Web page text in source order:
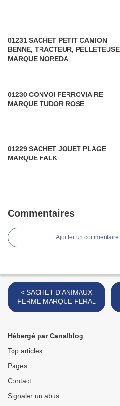
01231 SACHET PETIT CAMION
BENNE, TRACTEUR, PELLETEUSE
MARQUE NOREDA
01230 CONVOI FERROVIAIRE
MARQUE TUDOR ROSE
01229 SACHET JOUET PLAGE
MARQUE FALK
Commentaires
Ajouter un commentaire
< SACHET D'ANIMAUX
FERME MARQUE FERAL
Hébergé par Canalblog
Top articles
Pages
Contact
Signaler un abus